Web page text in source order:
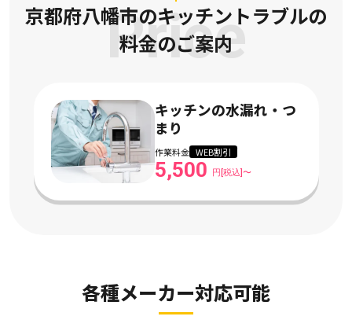
Price
京都府八幡市のキッチントラブルの
料金のご案内
キッチンの水漏れ・つ
まり
作業料金 WEB割引
5,500 円[税込]〜
各種メーカー対応可能